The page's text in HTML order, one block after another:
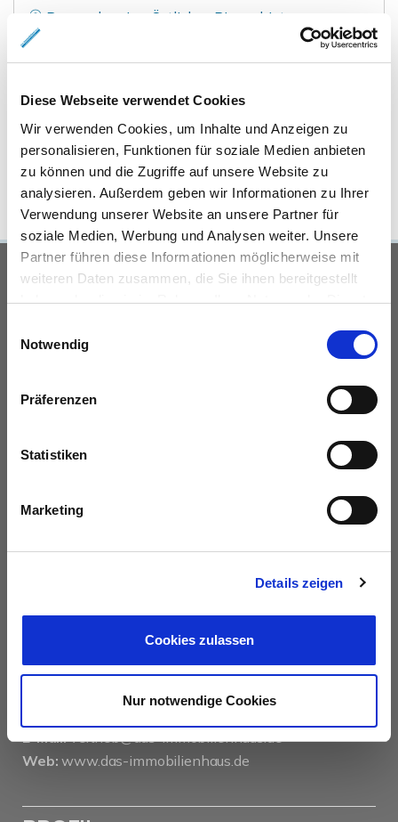
Diese Webseite verwendet Cookies
Wir verwenden Cookies, um Inhalte und Anzeigen zu
personalisieren, Funktionen für soziale Medien anbieten
zu können und die Zugriffe auf unsere Website zu
analysieren. Außerdem geben wir Informationen zu Ihrer
Verwendung unserer Website an unsere Partner für
soziale Medien, Werbung und Analysen weiter. Unsere
Partner führen diese Informationen möglicherweise mit
weiteren Daten zusammen, die Sie ihnen bereitgestellt
haben oder die sie im Rahmen Ihrer Nutzung der Dienste
Notwendig
Präferenzen
Statistiken
Marketing
Details zeigen
Cookies zulassen
Nur notwendige Cookies
Braunschweig - Östliches Ringgebiet
Eigentumswohnung und Hinterhaus mit 3 kleinen
Wohnungen im Östlichen Ringgebiet
Renditeobjekt
217 m²
FLÄCHE
UNSERE PARTNER &
AUSZEICHNUNGEN
KONTAKT
das immobilienhaus oberenzer & stöcker gmbh &
38100 Braunschweig
Tel.:0531 26 15 60
0531 26 15 619
E-Mail:vertrieb@das-immobilienhaus.de
Web: www.das-immobilienhaus.de